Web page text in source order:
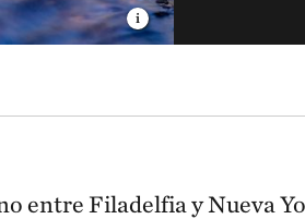
entre Filadelfia y Nueva